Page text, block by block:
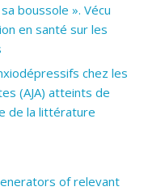
boussole ». Vécu
en santé sur les
chez les
(AJA) atteints de
de la littérature
of relevant